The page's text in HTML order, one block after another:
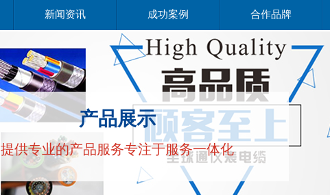
新闻资讯
公司动态
行业动态
常见问题
成功案例
仪器仪表
电线电缆
合作品牌
产品展示
提供专业的产品服务专注于服务一体化